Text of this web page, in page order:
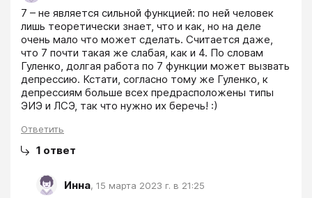
7 – не является сильной функцией: по ней человек
лишь теоретически знает, что и как, но на деле
очень мало что может сделать. Считается даже,
что 7 почти такая же слабая, как и 4. По словам
Гуленко, долгая работа по 7 функции может вызвать
депрессию. Кстати, согласно тому же Гуленко, к
депрессиям больше всех предрасположены типы
ЭИЭ и ЛСЭ, так что нужно их беречь! :)
Ответить
1 ответ
Инна, 15 марта 2023 г. в 21:25